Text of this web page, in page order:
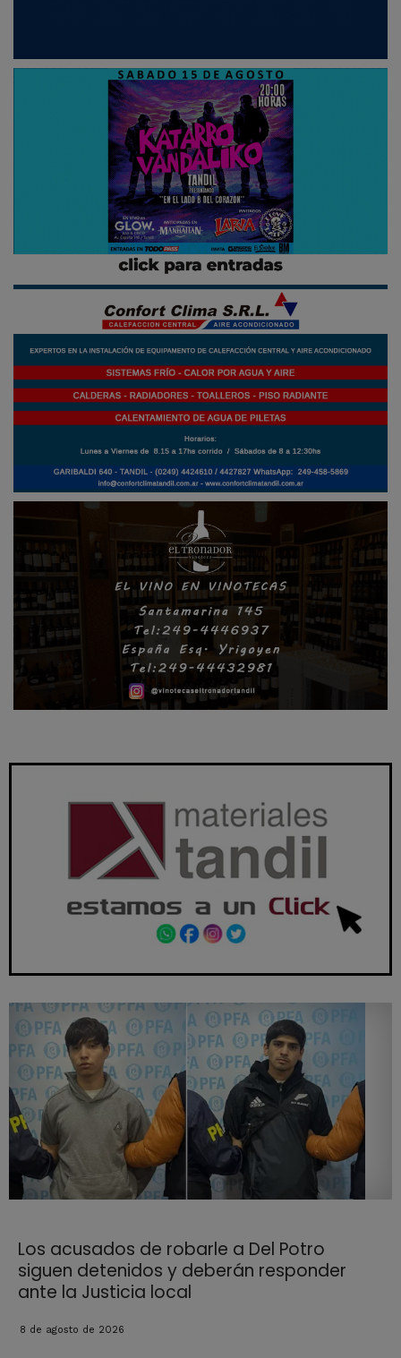
Los acusados de robarle a Del Potro
siguen detenidos y deberán responder
ante la Justicia local
8 de agosto de 2026